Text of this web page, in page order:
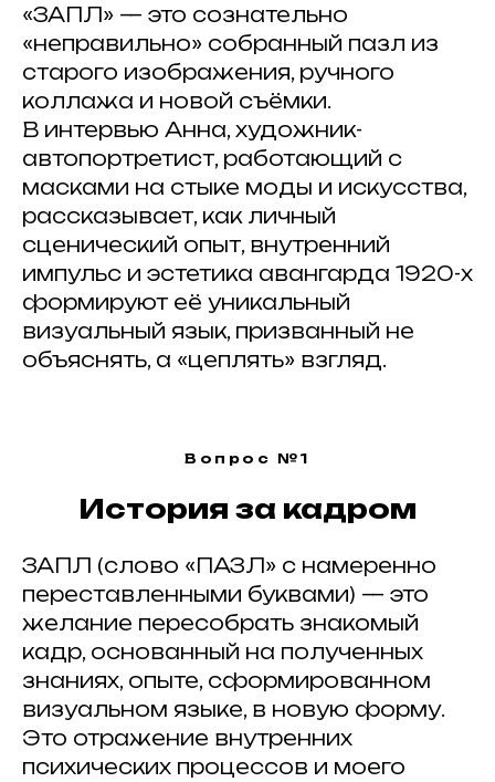
«ЗАПЛ» — это сознательно
«неправильно» собранный пазл из
старого изображения, ручного
коллажа и новой съёмки.
В интервью Анна, художник-
автопортретист, работающий с
масками на стыке моды и искусства,
рассказывает, как личный
сценический опыт, внутренний
импульс и эстетика авангарда 1920-х
формируют её уникальный
визуальный язык, призванный не
объяснять, а «цеплять» взгляд.
Вопрос №1
История за кадром
ЗАПЛ (слово «ПАЗЛ» с намеренно
переставленными буквами) — это
желание пересобрать знакомый
кадр, основанный на полученных
знаниях, опыте, сформированном
визуальном языке, в новую форму.
Это отражение внутренних
психических процессов и моего